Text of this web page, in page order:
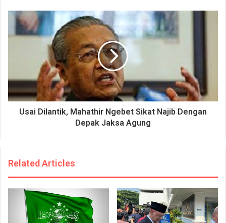
Usai Dilantik, Mahathir Ngebet Sikat Najib Dengan
Depak Jaksa Agung
Related Articles